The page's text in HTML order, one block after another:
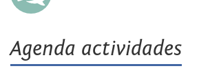
Agenda actividades